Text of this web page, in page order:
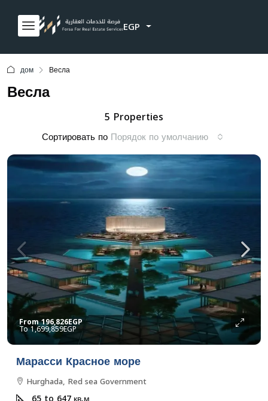
EGP
дом Весла
Весла
5 Properties
Сортировать по Порядок по умолчанию
From196,826EGP
1,699,859EGP
Марасси Красное море
Hurghada, Red sea Government